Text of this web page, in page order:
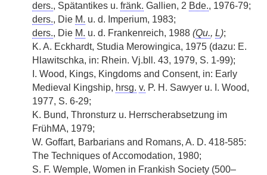
ders., Spätantikes u. fränk. Gallien, 2 Bde., 1976-79;
ders., Die M. u. d. Imperium, 1983;
ders., Die M. u. d. Frankenreich, 1988 (Qu., L);
K. A. Eckhardt, Studia Merowingica, 1975 (dazu: E.
Hlawitschka, in: Rhein. Vj.bll. 43, 1979, S. 1-99);
I. Wood, Kings, Kingdoms and Consent, in: Early
Medieval Kingship, hrsg. v. P. H. Sawyer u. I. Wood,
1977, S. 6-29;
K. Bund, Thronsturz u. Herrscherabsetzung im
FrühMA, 1979;
W. Goffart, Barbarians and Romans, A. D. 418-585:
The Techniques of Accomodation, 1980;
S. F. Wemple, Women in Frankish Society (500–